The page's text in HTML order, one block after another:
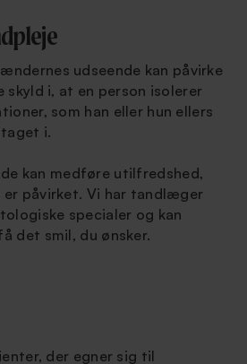
udseende kan påvirke
i, at en person isolerer
som han eller hun ellers
i.
kan medføre utilfredshed,
påvirket. Vi har tandlæger
specialer og kan
det smil, du ønsker.
der egner sig til